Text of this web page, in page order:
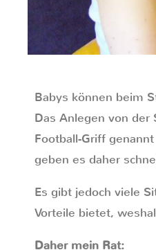
Babys können beim
Das Anlegen von der
Football-Griff
geben es daher
Es gibt jedoch viele
Vorteile bietet,
Daher mein Rat: